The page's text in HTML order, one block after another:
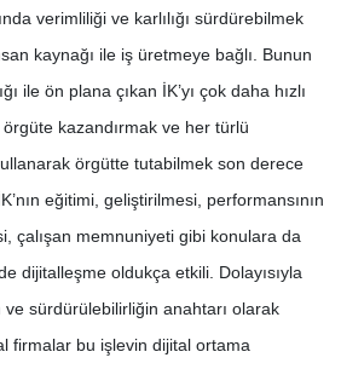
verimliliği ve karlılığı sürdürebilmek
kaynağı ile iş üretmeye bağlı. Bunun
ile ön plana çıkan İK’yı çok daha hızlı
kazandırmak ve her türlü
örgütte tutabilmek son derece
eğitimi, geliştirilmesi, performansının
çalışan memnuniyeti gibi konulara da
dijitalleşme oldukça etkili. Dolayısıyla
ve sürdürülebilirliğin anahtarı olarak
firmalar bu işlevin dijital ortama